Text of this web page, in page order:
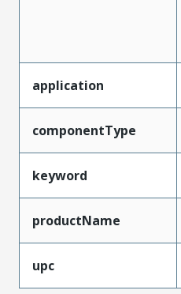
application
componentType
keyword
productName
upc